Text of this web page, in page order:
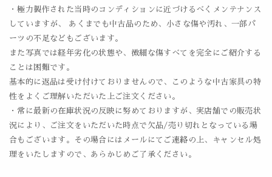
・極力製作された当時のコンディションに近づけるべくメンテナンス
していますが、 あくまでも中古品のため、小さな傷や汚れ、一部パ
ーツの不足などもございます。
また写真では経年劣化の状態や、微細な傷すべてを完全にご紹介する
ことは困難です。
基本的に返品は受け付けておりませんので、このような中古家具の特
性をよくご理解いただいた上ご注文ください。
・常に最新の在庫状況の反映に努めておりますが、実店舗での販売状
況により、ご注文をいただいた時点で欠品/売り切れとなっている場
合もございます。その場合にはメールにてご連絡の上、キャンセル処
理をいたしますので、あらかじめご了承ください。